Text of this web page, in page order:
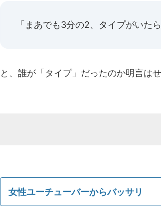
「まあでも3分の2、タイプがいた
と、誰が「タイプ」だったのか明言は
女性ユーチューバーからバッサリ